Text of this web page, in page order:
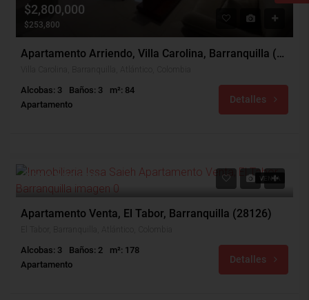
$2,800,000
$253,800
Apartamento Arriendo, Villa Carolina, Barranquilla (29928)
Alcobas: 3 Baños: 3
m²: 84
Apartamento
Detalles
VENTA
$320,000,000
Apartamento Venta, El Tabor, Barranquilla (28126)
Alcobas: 3 Baños: 2
m²: 178
Apartamento
Detalles